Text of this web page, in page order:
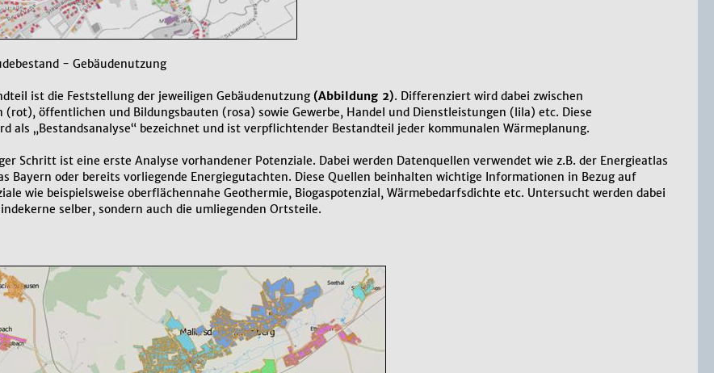
- Gebäudenutzung
ist die Feststellung der jeweiligen Gebäudenutzung (Abbildung 2). Differenziert wird dabei zwischen
(rot), öffentlichen und Bildungsbauten (rosa) sowie Gewerbe, Handel und Dienstleistungen (lila) etc. Diese
als „Bestandsanalyse“ bezeichnet und ist verpflichtender Bestandteil jeder kommunalen Wärmeplanung.
Schritt ist eine erste Analyse vorhandener Potenziale. Dabei werden Datenquellen verwendet wie z.B. der Energieatlas
Bayern oder bereits vorliegende Energiegutachten. Diese Quellen beinhalten wichtige Informationen in Bezug auf
wie beispielsweise oberflächennahe Geothermie, Biogaspotenzial, Wärmebedarfsdichte etc. Untersucht werden dabei
selber, sondern auch die umliegenden Ortsteile.